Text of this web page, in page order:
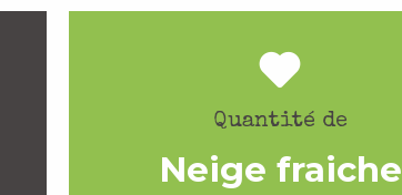
Quantité de
Neige fraiche